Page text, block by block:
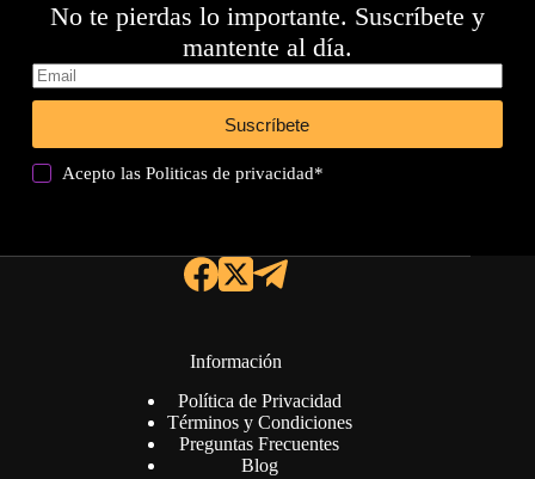
No te pierdas lo importante. Suscríbete y
mantente al día.
Suscríbete
Acepto lasPoliticas de privacidad*
Información
Política de Privacidad
Términos y Condiciones
Preguntas Frecuentes
Blog